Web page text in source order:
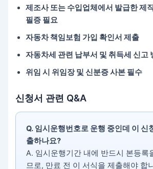
제조사 또는 수입업체에서 발급한 제
필증 필요
자동차 책임보험 가입 확인서 제출
자동차세 관련 납부서 및 취득세 신고
위임 시 위임장 및 신분증 사본 필수
신청서 관련 Q&A
Q. 임시운행번호로 운행 중인데 이 신
출하나요?
A. 임시운행기간 내에 반드시 본등록
므로, 만료 전 이 서식을 제출해야 합